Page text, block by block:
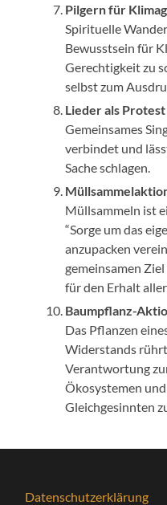
Pilgern für
Spirituelle
Bewusstsein für
Gerechtigkeit zu
selbst zum
Lieder als Protest
Gemeinsames
verbindet und
Sache schlagen.
Müllsammeln ist
“Sorge um das
anzupacken
gemeinsamen
für den Erhalt
Baumpflanz-
Das Pflanzen
Widerstands
Verantwortung
Ökosystemen
Gleichgesinnten
Datenschutzerklärung